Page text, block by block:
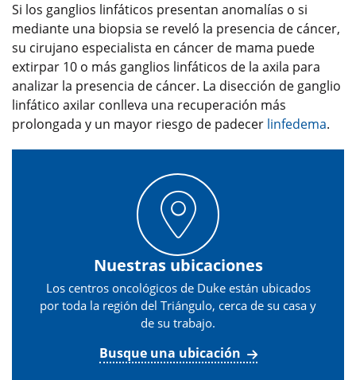
Si los ganglios linfáticos presentan anomalías o si
mediante una biopsia se reveló la presencia de cáncer,
su cirujano especialista en cáncer de mama puede
extirpar 10 o más ganglios linfáticos de la axila para
analizar la presencia de cáncer. La disección de ganglio
linfático axilar conlleva una recuperación más
prolongada y un mayor riesgo de padecer linfedema.
Nuestras ubicaciones
Los centros oncológicos de Duke están ubicados
por toda la región del Triángulo, cerca de su casa y
de su trabajo.
Busque una ubicación